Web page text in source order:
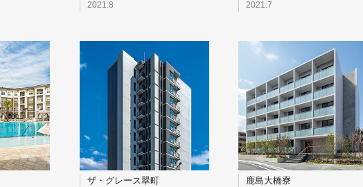
2021.8 2021.7
ザ・グレース翠町 鹿島大橋寮